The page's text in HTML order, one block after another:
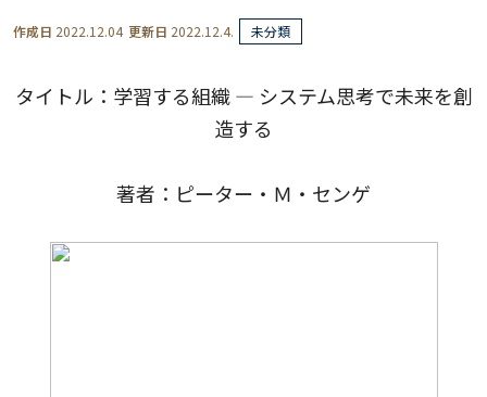
作成日 2022.12.04 更新日 2022.12.4. 未分類
タイトル：学習する組織 ― システム思考で未来を創
造する
著者：ピーター・Ｍ・センゲ